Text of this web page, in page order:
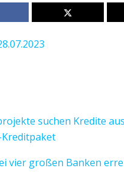
suchen Kredite
vier großen Banken